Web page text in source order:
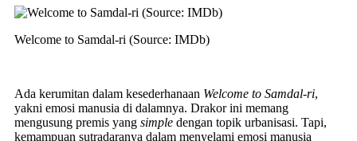
Welcome to Samdal-ri (Source: IMDb)
Ada kerumitan dalam kesederhanaan Welcome to Samdal-ri,
yakni emosi manusia di dalamnya. Drakor ini memang
mengusung premis yang simple dengan topik urbanisasi. Tapi,
kemampuan sutradaranya dalam menyelami emosi manusia